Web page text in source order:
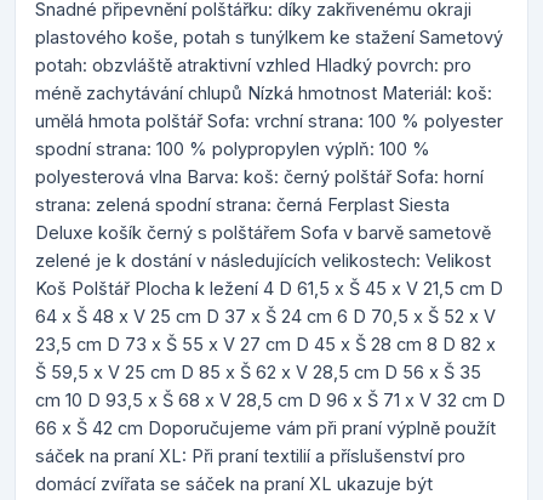
Snadné připevnění polštářku: díky zakřivenému okraji
plastového koše, potah s tunýlkem ke stažení Sametový
potah: obzvláště atraktivní vzhled Hladký povrch: pro
méně zachytávání chlupů Nízká hmotnost Materiál: koš:
umělá hmota polštář Sofa: vrchní strana: 100 % polyester
spodní strana: 100 % polypropylen výplň: 100 %
polyesterová vlna Barva: koš: černý polštář Sofa: horní
strana: zelená spodní strana: černá Ferplast Siesta
Deluxe košík černý s polštářem Sofa v barvě sametově
zelené je k dostání v následujících velikostech: Velikost
Koš Polštář Plocha k ležení 4 D 61,5 x Š 45 x V 21,5 cm D
64 x Š 48 x V 25 cm D 37 x Š 24 cm 6 D 70,5 x Š 52 x V
23,5 cm D 73 x Š 55 x V 27 cm D 45 x Š 28 cm 8 D 82 x
Š 59,5 x V 25 cm D 85 x Š 62 x V 28,5 cm D 56 x Š 35
cm 10 D 93,5 x Š 68 x V 28,5 cm D 96 x Š 71 x V 32 cm D
66 x Š 42 cm Doporučujeme vám při praní výplně použít
sáček na praní XL: Při praní textilií a příslušenství pro
domácí zvířata se sáček na praní XL ukazuje být